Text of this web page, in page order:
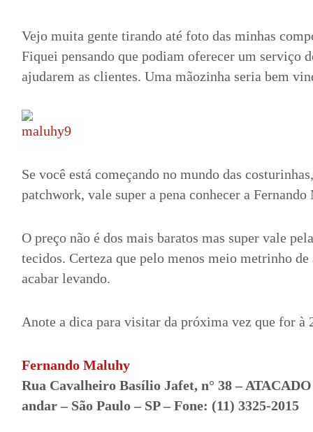
Vejo muita gente tirando até foto das minhas
Fiquei pensando que podiam oferecer um serviço
ajudarem as clientes. Uma mãozinha seria bem
Se você está começando no mundo das
patchwork, vale super a pena conhecer a Fernando
O preço não é dos mais baratos mas super vale
tecidos. Certeza que pelo menos meio metrinho
acabar levando.
Anote a dica para visitar da próxima vez que for à
Fernando Maluhy
Rua Cavalheiro Basílio Jafet, n° 38 –
andar – São Paulo – SP – Fone: (11) 3325-2015